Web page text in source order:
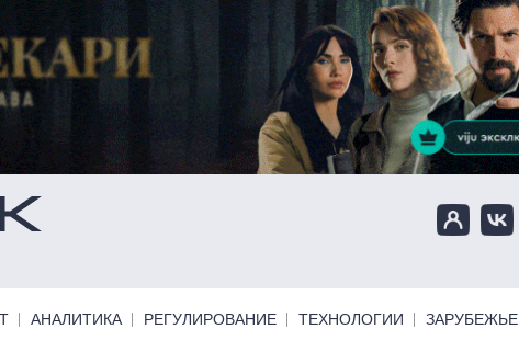
АНАЛИТИКА РЕГУЛИРОВАНИЕ ТЕХНОЛОГИИ ЗАРУБЕЖЬЕ